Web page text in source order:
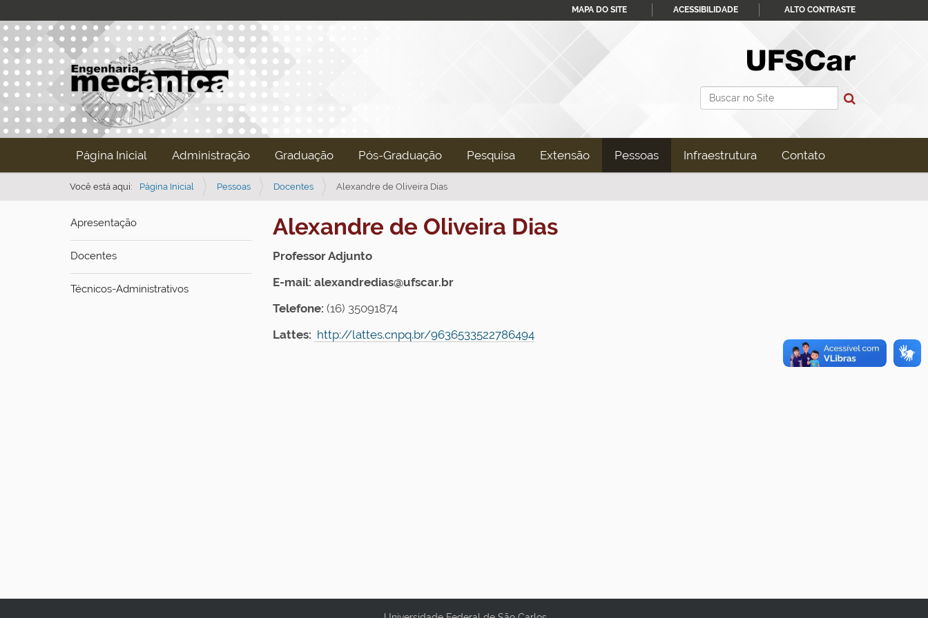
Busca
MAPA DO SITE ACESSIBILIDADE ALTO CONTRASTE
Página Inicial Administração Graduação Pós-Graduação Pesquisa Extensão Pessoas Infraestrutura Contato
Você está aqui: Página Inicial Pessoas Docentes Alexandre de Oliveira Dias
Apresentação
Docentes
Técnicos-Administrativos
Alexandre de Oliveira Dias
Professor Adjunto
E-mail: alexandredias@ufscar.br
Telefone: (16) 35091874
Lattes: http://lattes.cnpq.br/9636533522786494